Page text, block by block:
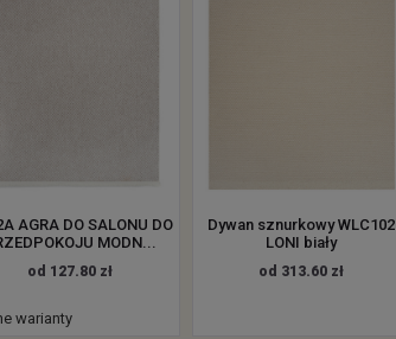
AGRA DO SALONU DO
MODN...
od 127.80 zł
warianty
Dywan sznurkowy WLC102
LONI biały
od 313.60 zł